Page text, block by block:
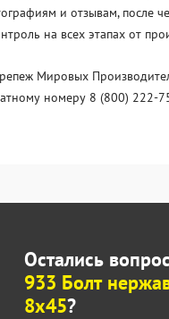
и отзывам, после
на всех этапах от
Мировых
номеру 8 (800)
Остались
933 Болт
8х45?